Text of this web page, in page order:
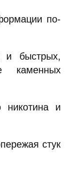
по-
и быстрых,
каменных
и
стук